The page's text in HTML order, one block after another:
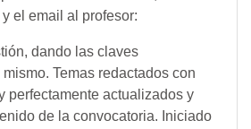
el email al profesor:
dando las claves
Temas redactados con
perfectamente actualizados y
de la convocatoria. Iniciado